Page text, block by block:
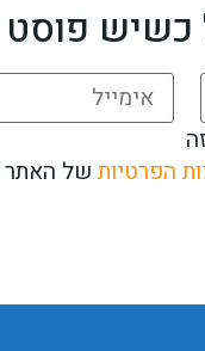
כשיש
הפרטיות של האתר